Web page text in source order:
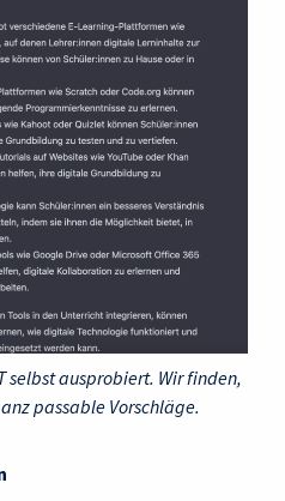
selbst ausprobiert. Wir finden,
passable Vorschläge.